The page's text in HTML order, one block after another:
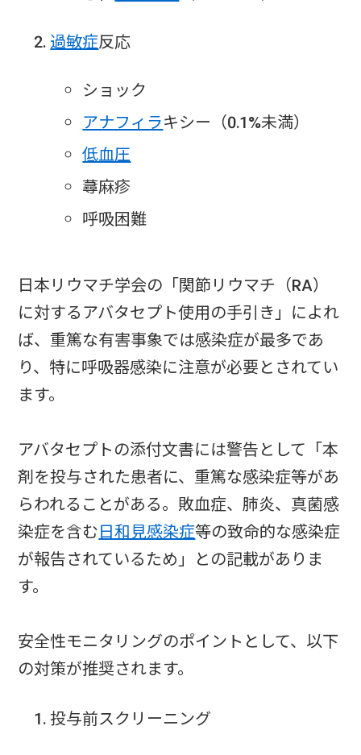
過敏症反応
ショック
アナフィラキシー（0.1%未満）
低血圧
蕁麻疹
呼吸困難
日本リウマチ学会の「関節リウマチ（RA）
に対するアバタセプト使用の手引き」によれ
ば、重篤な有害事象では感染症が最多であ
り、特に呼吸器感染に注意が必要とされてい
ます。
アバタセプトの添付文書には警告として「本
剤を投与された患者に、重篤な感染症等があ
らわれることがある。敗血症、肺炎、真菌感
染症を含む日和見感染症等の致命的な感染症
が報告されているため」との記載がありま
す。
安全性モニタリングのポイントとして、以下
の対策が推奨されます。
投与前スクリーニング